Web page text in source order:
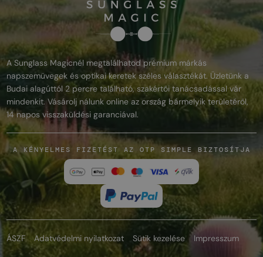
A Sunglass Magicnél megtalálhatod prémium márkás
napszemüvegek és optikai keretek széles választékát. Üzletünk a
Budai alagúttól 2 percre található, szakértői tanácsadással vár
mindenkit. Vásárolj nálunk online az ország bármelyik területéről,
14 napos visszaküldési garanciával.
A KÉNYELMES FIZETÉST AZ OTP SIMPLE BIZTOSÍTJA
ÁSZF Adatvédelmi nyilatkozat Sütik kezelése Impresszum